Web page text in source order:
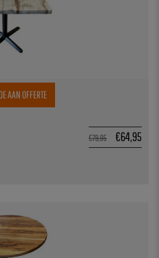
AAN OFFERTE
€79,95 €64,95